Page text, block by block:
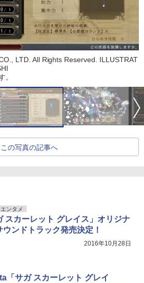
LTD. All Rights Reserved. ILLUSTRAT
。
この写真の記事へ
エンタメ
スカーレット グレイス」オリジナ
ウンドトラック発売決定！
2016年10月28日
「サガ スカーレット グレイ